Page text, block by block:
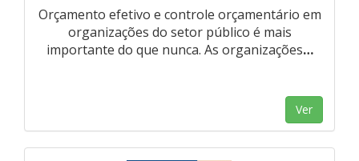
Orçamento efetivo e controle orçamentário em
organizações do setor público é mais
importante do que nunca. As organizações…
Ver